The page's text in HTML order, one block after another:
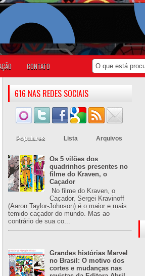
CONTATO
616 NAS REDES SOCIAIS
Populares Lista Arquivos
Os 5 vilões dos
quadrinhos presentes no
filme do Kraven, o
Caçador
No filme do Kraven, o
Caçador, Sergei Kravinoff
(Aaron Taylor-Johnson) é o maior e mais
temido caçador do mundo. Mas ao
contrário de sua co...
Grandes histórias Marvel
no Brasil: O motivo dos
cortes e mudanças nas